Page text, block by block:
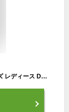
送料無料 ニューバランス ランニングシューズ メンズ レディース D幅 Newbalance フレッシュフォームリカバリーV4 スリッポン 靴 ジョギング 運動 スポーツシューズ 丸洗いできる スニーカー 大きいサイズ ユニセックス ブランド 普段履き 紺 ネイビー くつ/RCVRYT-N4